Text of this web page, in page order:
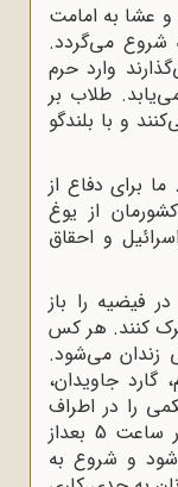
امامت
مى‌گردد.
حرم
طلاب بر
بلندگو
دفاع از
از یوغ
و احقاق
را باز
هر کس
مى‌شود.
جاویدان،
اطراف
فیضیه و دارالشفا به وجود مى‌آورند. در ساعت 5 بعداز
به